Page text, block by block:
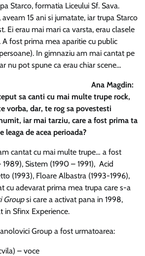
Starco, formatia Liceului Sf. Sava.
15 ani si jumatate, iar trupa Starco
Ei erau mai mari ca varsta, erau clasele
fost prima mea aparitie cu public
In gimnaziu am mai cantat pe
nu pot spune ca erau chiar scene…
Ana Magdin:
sa canti cu mai multe trupe rock,
vorba, dar, te rog sa povestesti
iar mai tarziu, care a fost prima ta
leaga de acea perioada?
cantat cu mai multe trupe… a fost
Sistem (1990 – 1991), Acid
(1993), Floare Albastra (1993-1996),
cu adevarat prima mea trupa care s-a
Groupsi care a activat pana in 1998,
in Sfinx Experience.
Group a fost urmatoarea:
– voce